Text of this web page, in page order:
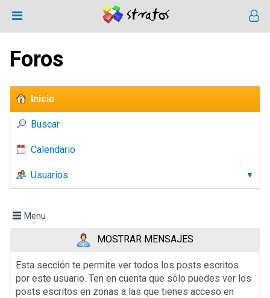
Foros
Inicio
Buscar
Calendario
Usuarios
Menu
MOSTRAR MENSAJES
Esta sección te permite ver todos los posts escritos
por este usuario. Ten en cuenta que sólo puedes ver los
posts escritos en zonas a las que tienes acceso en